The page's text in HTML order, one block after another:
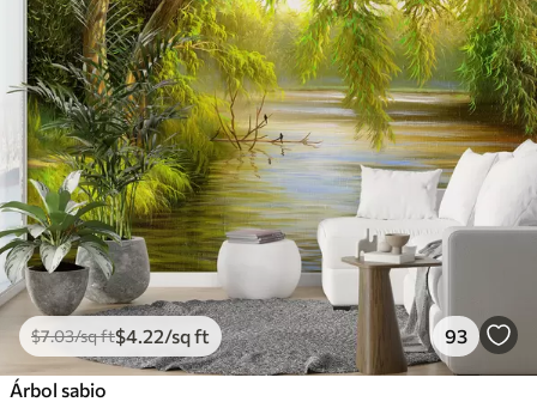
$7.03/sq ft$4 .22/sq ft 93
Árbol sabio